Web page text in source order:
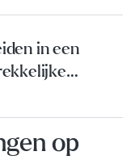
in een
op